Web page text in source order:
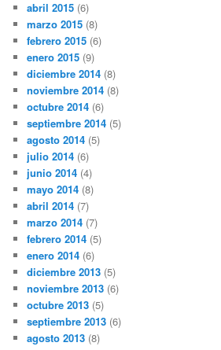
abril 2015 (6)
marzo 2015 (8)
febrero 2015 (6)
enero 2015 (9)
diciembre 2014 (8)
noviembre 2014 (8)
octubre 2014 (6)
septiembre 2014 (5)
agosto 2014 (5)
julio 2014 (6)
junio 2014 (4)
mayo 2014 (8)
abril 2014 (7)
marzo 2014 (7)
febrero 2014 (5)
enero 2014 (6)
diciembre 2013 (5)
noviembre 2013 (6)
octubre 2013 (5)
septiembre 2013 (6)
agosto 2013 (8)